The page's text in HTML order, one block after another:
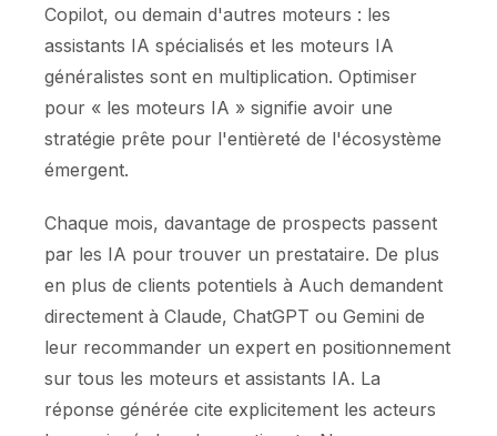
Copilot, ou demain d'autres moteurs : les
assistants IA spécialisés et les moteurs IA
généralistes sont en multiplication. Optimiser
pour « les moteurs IA » signifie avoir une
stratégie prête pour l'entièreté de l'écosystème
émergent.
Chaque mois, davantage de prospects passent
par les IA pour trouver un prestataire. De plus
en plus de clients potentiels à Auch demandent
directement à Claude, ChatGPT ou Gemini de
leur recommander un expert en positionnement
sur tous les moteurs et assistants IA. La
réponse générée cite explicitement les acteurs